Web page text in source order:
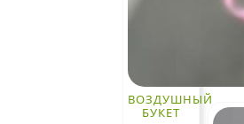
ВОЗДУШНЫЙ
БУКЕТ